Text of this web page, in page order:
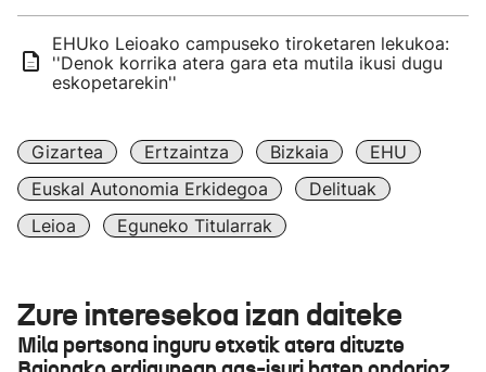
EHUko Leioako campuseko tiroketaren lekukoa:
''Denok korrika atera gara eta mutila ikusi dugu
eskopetarekin''
Gizartea Ertzaintza Bizkaia
EHU
Euskal Autonomia Erkidegoa
Delituak
Leioa
Eguneko Titularrak
Zure interesekoa izan daiteke
Mila pertsona inguru etxetik atera dituzte